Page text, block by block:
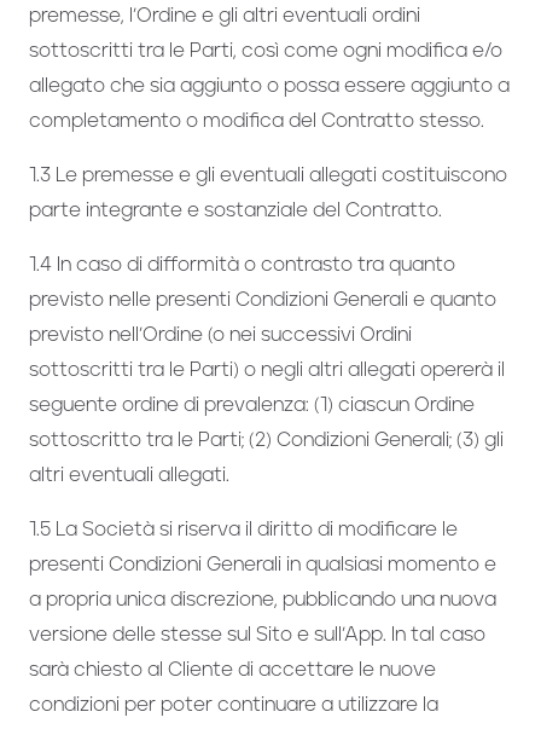
premesse, l’Ordine e gli altri eventuali ordini
sottoscritti tra le Parti, così come ogni modifica e/o
allegato che sia aggiunto o possa essere aggiunto a
completamento o modifica del Contratto stesso.
1.3 Le premesse e gli eventuali allegati costituiscono
parte integrante e sostanziale del Contratto.
1.4 In caso di difformità o contrasto tra quanto
previsto nelle presenti Condizioni Generali e quanto
previsto nell’Ordine (o nei successivi Ordini
sottoscritti tra le Parti) o negli altri allegati opererà il
seguente ordine di prevalenza: (1) ciascun Ordine
sottoscritto tra le Parti; (2) Condizioni Generali; (3) gli
altri eventuali allegati.
1.5 La Società si riserva il diritto di modificare le
presenti Condizioni Generali in qualsiasi momento e
a propria unica discrezione, pubblicando una nuova
versione delle stesse sul Sito e sull’App. In tal caso
sarà chiesto al Cliente di accettare le nuove
condizioni per poter continuare a utilizzare la